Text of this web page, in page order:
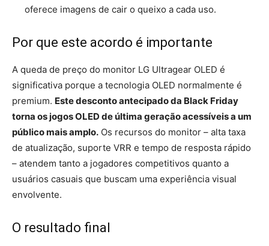
oferece imagens de cair o queixo a cada uso.
Por que este acordo é importante
A queda de preço do monitor LG Ultragear OLED é
significativa porque a tecnologia OLED normalmente é
premium. Este desconto antecipado da Black Friday
torna os jogos OLED de última geração acessíveis a um
público mais amplo. Os recursos do monitor – alta taxa
de atualização, suporte VRR e tempo de resposta rápido
– atendem tanto a jogadores competitivos quanto a
usuários casuais que buscam uma experiência visual
envolvente.
O resultado final